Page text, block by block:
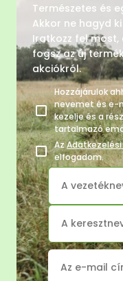
Természetes és
Akkor ne hagyd
Iratkozz fel most,
fogsz az új
akciókról.
Hozzájárulok
nevemet és e-
kezelje és a
tartalmazó
Az
elfogadom.